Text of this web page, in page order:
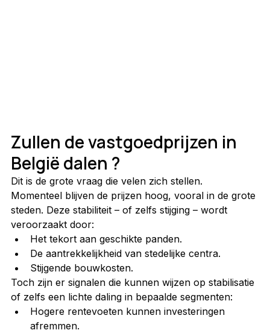
Zullen de vastgoedprijzen in
België dalen ?
Dit is de grote vraag die velen zich stellen.
Momenteel blijven de prijzen hoog, vooral in de grote
steden. Deze stabiliteit – of zelfs stijging – wordt
veroorzaakt door:
Het tekort aan geschikte panden.
De aantrekkelijkheid van stedelijke centra.
Stijgende bouwkosten.
Toch zijn er signalen die kunnen wijzen op stabilisatie
of zelfs een lichte daling in bepaalde segmenten:
Hogere rentevoeten kunnen investeringen
afremmen.